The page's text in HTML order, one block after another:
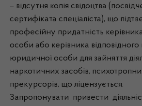
– відсутня копія свідоцтва
сертифіката спеціаліста), що
професійну придатність
особи або керівника відповідного
юридичної особи для зайняття
наркотичних засобів,
прекурсорів, що ліцензується.
Запропонувати привести